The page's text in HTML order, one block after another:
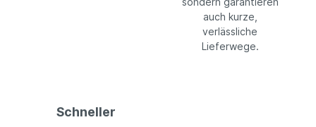
auch kurze,
verlässliche
Lieferwege.
Schneller